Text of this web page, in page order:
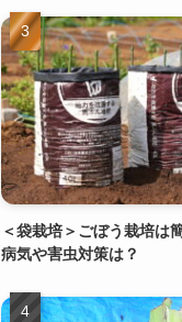
＜袋栽培＞ごぼう栽培は
病気や害虫対策は？